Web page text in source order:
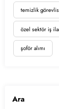
temizlik
özel sektör iş
şoför alımı
Ara